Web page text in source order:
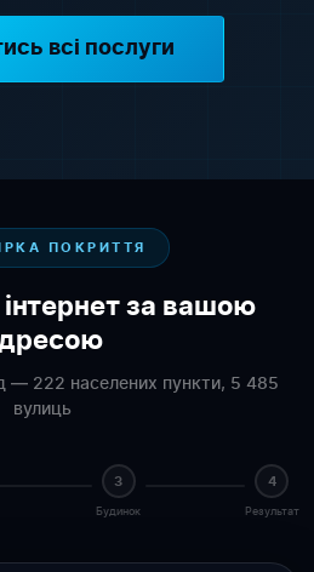
всі послуги
ПОКРИТТЯ
за вашою
— 222 населених пункти, 5 485
вулиць
3
Будинок
4
Результат